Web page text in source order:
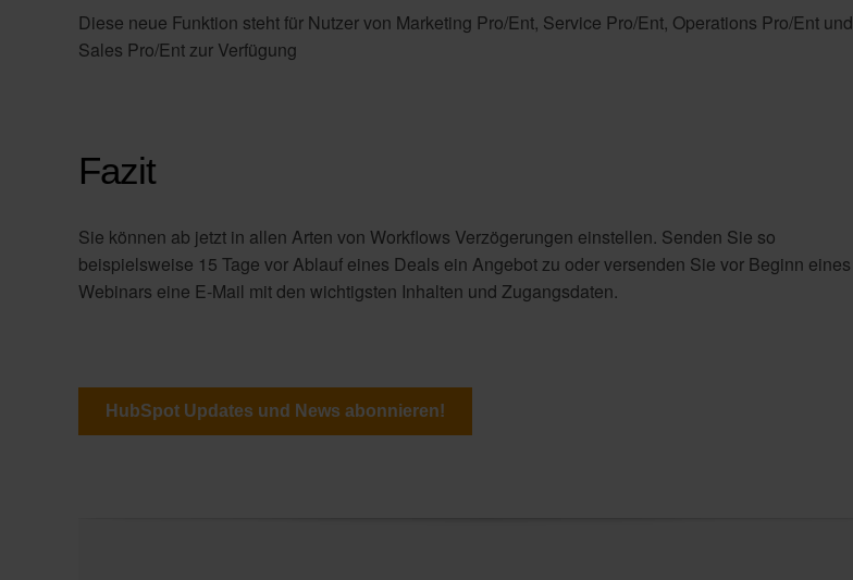
Diese neue Funktion steht für Nutzer von Marketing Pro/Ent, Service Pro/Ent, Operations Pro/Ent und
Sales Pro/Ent zur Verfügung
Fazit
Sie können ab jetzt in allen Arten von Workflows Verzögerungen einstellen. Senden Sie so
beispielsweise 15 Tage vor Ablauf eines Deals ein Angebot zu oder versenden Sie vor Beginn eines
Webinars eine E-Mail mit den wichtigsten Inhalten und Zugangsdaten.
HubSpot Updates und News abonnieren!